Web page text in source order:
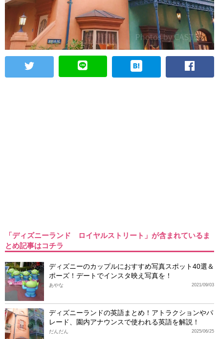
「ディズニーランド ロイヤルストリート」が含まれているま
とめ記事はコチラ
ディズニーのカップルにおすすめ写真スポット40選＆
ポーズ！デートでインスタ映え写真を！
2021/09/03
あやな
ディズニーランドの英語まとめ！アトラクションやパ
レード、園内アナウンスで使われる英語を解説！
2025/06/25
だんだん